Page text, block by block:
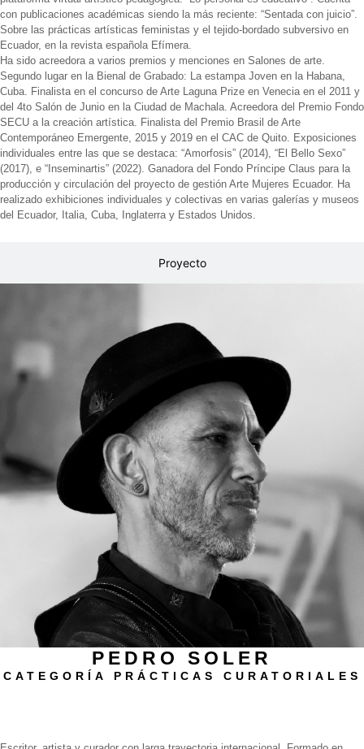
Proyecto
con publicaciones académicas siendo la más reciente: “Sentada con juicio”.
Sobre las prácticas artísticas feministas y el tejido-bordado subversivo en
Ecuador, en la revista española Efímera.
Ha sido acreedora a varios premios y menciones en Salones de arte.
Segundo lugar en la Bienal de Grabado: La estampa Joven en la Habana,
Cuba. Finalista en el concurso de Arte Laguna Prize en Venecia en el 2011 y
del 4to Salón de Junio en la Ciudad de Machala. Acreedora del Premio Fondo
SECU a la creación artística. Finalista del Premio Brasil de Arte
Contemporáneo Emergente, 2015 y 2019 en el CAC de Quito. Exposiciones
individuales entre las que se destaca: “Amorfosis” (2014), “El Bello Sexo”
(2017), e “Inseminartis” (2022). Ganadora del Fondo Príncipe Claus para la
producción y circulación del proyecto de gestión Arte Mujeres Ecuador. Ha
realizado exhibiciones individuales y colectivas en varias galerías y museos
del Ecuador, Italia, Cuba, Inglaterra y Estados Unidos.
PEDRO SOLER
CATEGORÍA PRÁCTICAS CURATORIALES